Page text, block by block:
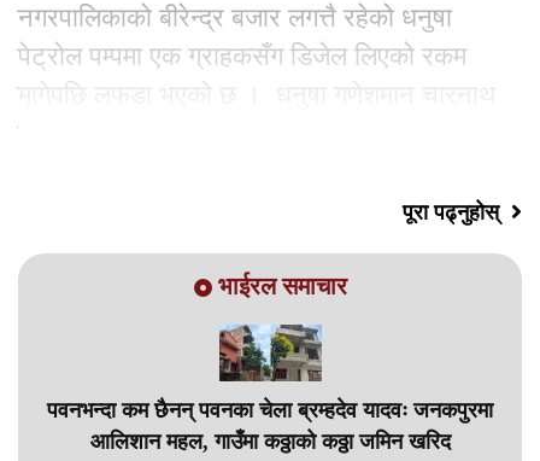
नगरपालिकाको बीरेन्द्र बजार लगत्तै रहेको धनुषा
पेट्रोल पम्पमा एक ग्राहकसँग डिजेल लिएको रकम
मागेपछि लफडा भएको छ । धनुषा गणेशमान चारनाथ
पूरा पढ्नुहोस्
भाईरल समाचार
पवनभन्दा कम छैनन् पवनका चेला ब्रम्हदेव यादवः जनकपुरमा
आलिशान महल, गाउँमा कठ्ठाको कठ्ठा जमिन खरिद